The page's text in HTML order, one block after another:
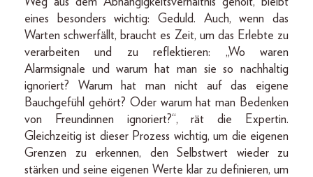
eines besonders wichtig: Geduld. Auch, wenn das
Warten schwerfällt, braucht es Zeit, um das Erlebte zu
verarbeiten und zu reflektieren: „Wo waren
Alarmsignale und warum hat man sie so nachhaltig
ignoriert? Warum hat man nicht auf das eigene
Bauchgefühl gehört? Oder warum hat man Bedenken
von Freundinnen ignoriert?“, rät die Expertin.
Gleichzeitig ist dieser Prozess wichtig, um die eigenen
Grenzen zu erkennen, den Selbstwert wieder zu
stärken und seine eigenen Werte klar zu definieren, um